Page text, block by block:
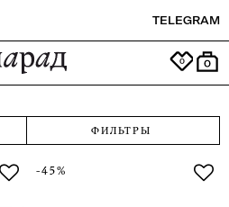
TELEGRAM
0
ФИЛЬТРЫ
-45%